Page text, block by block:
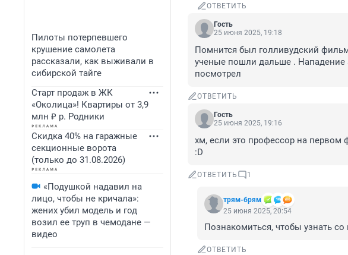
Пилоты потерпевшего
крушение самолета
рассказали, как выживали в
сибирской тайге
Старт продаж в ЖК
«Околица»! Квартиры от 3,9
млн ₽ р. Родники
Скидка 40% на гаражные
секционные ворота
(только до 31.08.2026)
«Подушкой надавил на
лицо, чтобы не кричала»:
жених убил модель и год
возил ее труп в чемодане —
видео
ОТВЕТИТЬ
Гость
25 июня 2025, 19:18
Помнится был голливудский
ученые пошли дальше . Нападение
посмотрел
ОТВЕТИТЬ
Гость
25 июня 2025, 19:16
хм, если это профессор на первом
:D
ОТВЕТИТЬ 1
трям-брям
25 июня 2025, 20:54
Познакомиться, чтобы узнать со
ОТВЕТИТЬ